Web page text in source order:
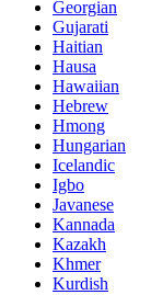
Georgian
Gujarati
Haitian
Hausa
Hawaiian
Hebrew
Hmong
Hungarian
Icelandic
Igbo
Javanese
Kannada
Kazakh
Khmer
Kurdish